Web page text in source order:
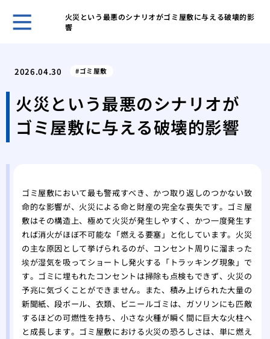
火災という最悪のシナリオがゴミ屋敷に与える破壊的影
響
１
方
ゴ
が
ゴ
家
2026.04.30 ゴミ屋敷
火災という最悪のシナリオが
ゴミ屋敷に与える破壊的影響
ゴミ屋敷において最も警戒すべき、かつ取り返しのつかない致
命的な影響が、火災による命と財産の完全な喪失です。ゴミ屋
敷はその構造上、極めて火災が発生しやすく、かつ一度発生す
れば消火がほぼ不可能な「燃える要塞」と化しています。火災
の主な原因として挙げられるのが、コンセント周りに溜まった
埃が湿気を吸ってショートし発火する「トラッキング現象」で
す。ゴミに埋もれたコンセントは掃除も点検もできず、火災の
予兆に気づくことができません。また、積み上げられた大量の
新聞紙、段ボール、衣類、ビニールゴミは、ガソリンにも匹敵
するほどの可燃性を持ち、小さな火種が瞬く間に巨大な火柱へ
と成長します。ゴミ屋敷における火災の恐ろしさは、単に燃え